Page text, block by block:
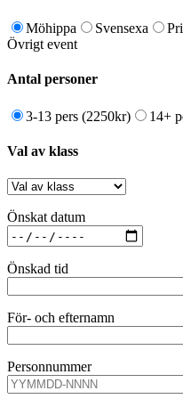
Möhippa Svensexa
Övrigt event
Antal personer
3-13 pers (2250kr) 14+
Val av klass
Önskat datum
Önskad tid
För- och efternamn
Personnummer